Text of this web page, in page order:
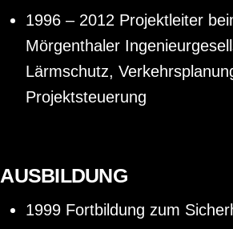
1996 – 2012 Projektleiter
Mörgenthaler
Lärmschutz,
Projektsteuerung
AUSBILDUNG
1999 Fortbildung zum